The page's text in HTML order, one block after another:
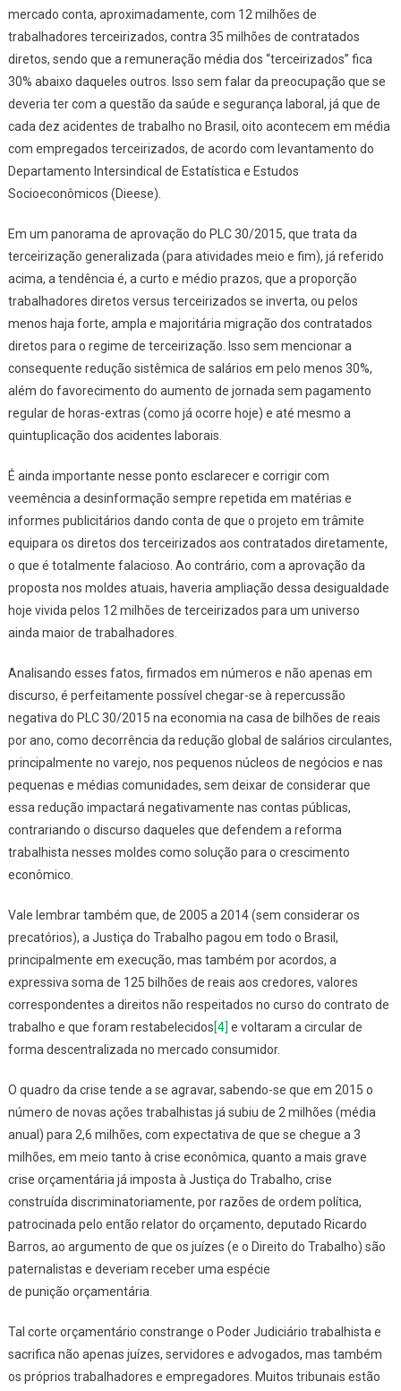
mercado conta, aproximadamente, com 12 milhões de
trabalhadores terceirizados, contra 35 milhões de contratados
diretos, sendo que a remuneração média dos “terceirizados” fica
30% abaixo daqueles outros. Isso sem falar da preocupação que se
deveria ter com a questão da saúde e segurança laboral, já que de
cada dez acidentes de trabalho no Brasil, oito acontecem em média
com empregados terceirizados, de acordo com levantamento do
Departamento Intersindical de Estatística e Estudos
Socioeconômicos (Dieese).
Em um panorama de aprovação do PLC 30/2015, que trata da
terceirização generalizada (para atividades meio e fim), já referido
acima, a tendência é, a curto e médio prazos, que a proporção
trabalhadores diretos versus terceirizados se inverta, ou pelos
menos haja forte, ampla e majoritária migração dos contratados
diretos para o regime de terceirização. Isso sem mencionar a
consequente redução sistêmica de salários em pelo menos 30%,
além do favorecimento do aumento de jornada sem pagamento
regular de horas-extras (como já ocorre hoje) e até mesmo a
quintuplicação dos acidentes laborais.
É ainda importante nesse ponto esclarecer e corrigir com
veemência a desinformação sempre repetida em matérias e
informes publicitários dando conta de que o projeto em trâmite
equipara os diretos dos terceirizados aos contratados diretamente,
o que é totalmente falacioso. Ao contrário, com a aprovação da
proposta nos moldes atuais, haveria ampliação dessa desigualdade
hoje vivida pelos 12 milhões de terceirizados para um universo
ainda maior de trabalhadores.
Analisando esses fatos, firmados em números e não apenas em
discurso, é perfeitamente possível chegar-se à repercussão
negativa do PLC 30/2015 na economia na casa de bilhões de reais
por ano, como decorrência da redução global de salários circulantes,
principalmente no varejo, nos pequenos núcleos de negócios e nas
pequenas e médias comunidades, sem deixar de considerar que
essa redução impactará negativamente nas contas públicas,
contrariando o discurso daqueles que defendem a reforma
trabalhista nesses moldes como solução para o crescimento
econômico.
Vale lembrar também que, de 2005 a 2014 (sem considerar os
precatórios), a Justiça do Trabalho pagou em todo o Brasil,
principalmente em execução, mas também por acordos, a
expressiva soma de 125 bilhões de reais aos credores, valores
correspondentes a direitos não respeitados no curso do contrato de
trabalho e que foram restabelecidos[4] e voltaram a circular de
forma descentralizada no mercado consumidor.
O quadro da crise tende a se agravar, sabendo-se que em 2015 o
número de novas ações trabalhistas já subiu de 2 milhões (média
anual) para 2,6 milhões, com expectativa de que se chegue a 3
milhões, em meio tanto à crise econômica, quanto a mais grave
crise orçamentária já imposta à Justiça do Trabalho, crise
construída discriminatoriamente, por razões de ordem política,
patrocinada pelo então relator do orçamento, deputado Ricardo
Barros, ao argumento de que os juízes (e o Direito do Trabalho) são
paternalistas e deveriam receber uma espécie
de punição orçamentária.
Tal corte orçamentário constrange o Poder Judiciário trabalhista e
sacrifica não apenas juízes, servidores e advogados, mas também
os próprios trabalhadores e empregadores. Muitos tribunais estão